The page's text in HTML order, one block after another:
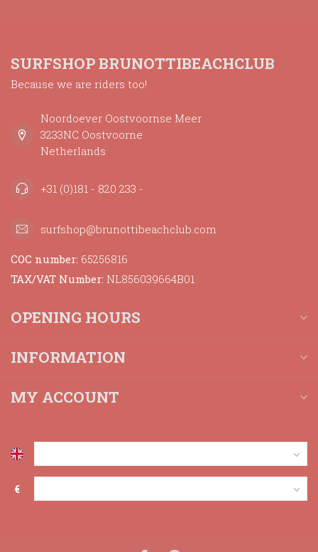
SURFSHOP BRUNOTTIBEACHCLUB
Because we are riders too!
Noordoever Oostvoornse Meer
3233NC Oostvoorne
Netherlands
+31 (0)181 - 820 233 -
surfshop@brunottibeachclub.com
COC number: 65256816
TAX/VAT Number: NL856039664B01
OPENING HOURS
INFORMATION
MY ACCOUNT
€